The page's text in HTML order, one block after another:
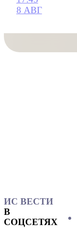
8 АВГ
ИС ВЕСТИ
В
СОЦСЕТЯХ